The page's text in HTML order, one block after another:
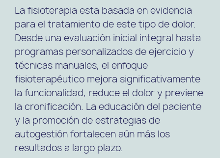
La fisioterapia esta basada en evidencia
para el tratamiento de este tipo de dolor.
Desde una evaluación inicial integral hasta
programas personalizados de ejercicio y
técnicas manuales, el enfoque
fisioterapéutico mejora significativamente
la funcionalidad, reduce el dolor y previene
la cronificación. La educación del paciente
y la promoción de estrategias de
autogestión fortalecen aún más los
resultados a largo plazo.